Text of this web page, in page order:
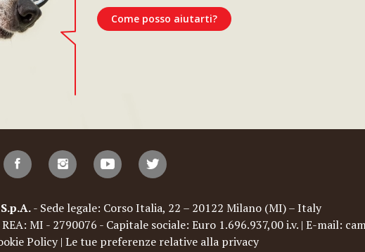
Come posso aiutarti?
- Sede legale: Corso Italia, 22 – 20122 Milano (MI) – Italy
MI - 2790076 - Capitale sociale: Euro 1.696.937,00 i.v. | E-mail:
Policy| Le tue preferenze relative alla privacy